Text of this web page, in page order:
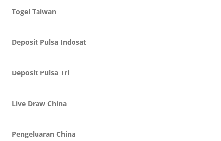
Togel Taiwan
Deposit Pulsa Indosat
Deposit Pulsa Tri
Live Draw China
Pengeluaran China